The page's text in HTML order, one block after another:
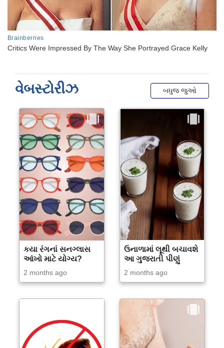
વેબસ્ટોરીઝ બધુજ જુઓ
કયા રંગનાં સનગ્લાસ
આંખો માટે યોગ્ય?
2 months ago
ઉનાળામાં લૂથી બચાવશે
આ ગુજરાતી પીણું
2 months ago